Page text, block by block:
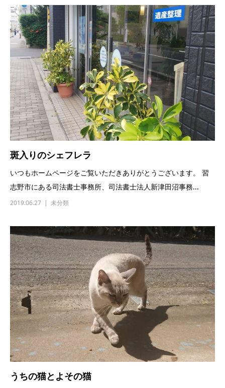
斑入りのシェフレラ
いつもホームページをご覧いただきありがとうございます。 習
志野市にある司法書士事務所、司法書士法人新津田沼事務...
2019.06.27 未分類
うちの猫とよその猫